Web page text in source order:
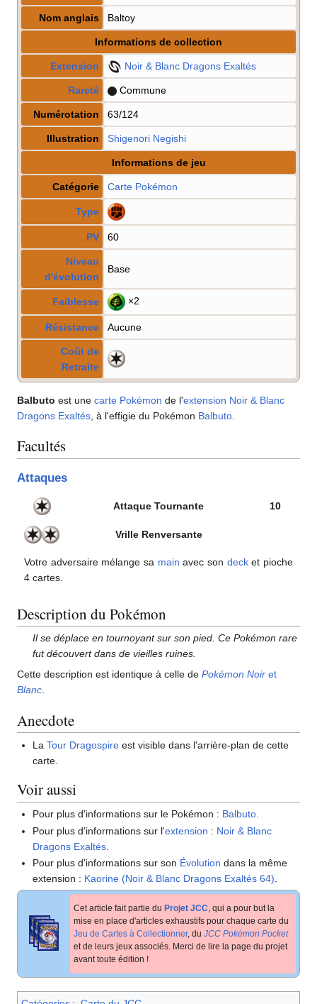
Nom anglais Baltoy
Informations de collection
Extension Noir & Blanc Dragons Exaltés
Rareté Commune
Numérotation 63/124
Illustration Shigenori Negishi
Informations de jeu
Catégorie Carte Pokémon
Type
PV 60
Niveau
d'évolution
Base
Faiblesse ×2
Résistance Aucune
Coût de
Retraite
Balbuto est une carte Pokémon de l'extension Noir & Blanc
Dragons Exaltés , à l'effigie du Pokémon Balbuto
Facultés
Attaques
Attaque Tournante 10
Vrille Renversante
Votre adversaire mélange sa main avec son decket pioche
4 cartes.
Description du Pokémon
Il se déplace en tournoyant sur son pied. Ce Pokémon rare
fut découvert dans de vieilles ruines.
Cette description est identique à celle de Pokémon Noir et
Blanc.
Anecdote
LaTour Dragospire est visible dans l'arrière-plan de cette
carte.
Voir aussi
Pour plus d'informations sur le Pokémon : Balbuto.
Pour plus d'informations sur l'extension : Noir & Blanc
Dragons Exaltés
Pour plus d'informations sur son Évolution dans la même
extension : Kaorine (Noir & Blanc Dragons Exaltés 64)
Cet article fait partie du Projet JCC, qui a pour but la
mise en place d'articles exhaustifs pour chaque carte du
Jeu de Cartes à Collectionner, du JCC Pokémon Pocket
et de leurs jeux associés. Merci de lire la page du projet
avant toute édition !